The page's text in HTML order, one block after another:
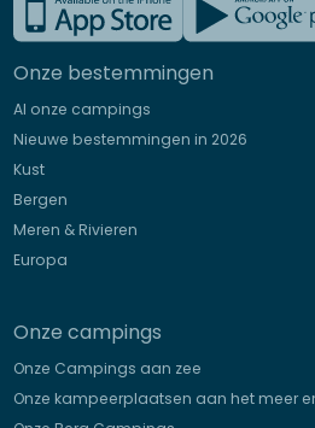
Engels
Duits
Italiaans
Onze bestemmingen
Al onze campings
Nieuwe bestemmingen in 2026
Kust
Bergen
Meren & Rivieren
Europa
Onze campings
Onze Campings aan zee
Onze kampeerplaatsen aan het meer